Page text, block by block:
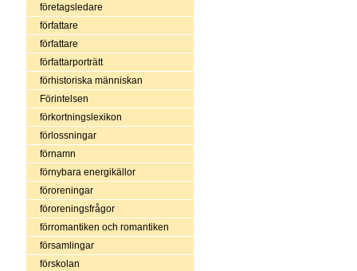
företagsledare
författare
författare
författarporträtt
förhistoriska människan
Förintelsen
förkortningslexikon
förlossningar
förnamn
förnybara energikällor
föroreningar
föroreningsfrågor
förromantiken och romantiken
församlingar
förskolan